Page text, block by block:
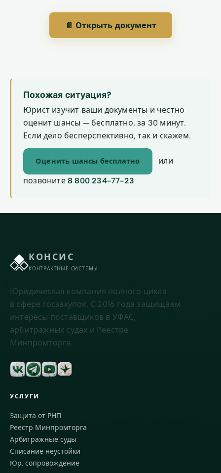
📄 Открыть документ
Похожая ситуация?
Юрист изучит ваши документы и честно
оценит шансы — бесплатно, за 30 минут.
Если дело бесперспективно, так и скажем.
Оценить шансы бесплатно или
позвоните 8 800 234-77-23
КОНСИС
КОНТРАКТНЫЕ СИСТЕМЫ
Юридическая компания полного цикла
в сфере госзакупок. С 2016 года защищаем
интересы поставщиков в УФАС,
арбитражных судах и Реестре
Минпромторга.
УСЛУГИ
Защита от РНП
Реестр Минпромторга
Арбитражные суды
Списание неустойки
Юр. сопровождение